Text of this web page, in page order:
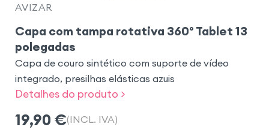
AVIZAR
Capa com tampa rotativa 360° Tablet 13
polegadas
Capa de couro sintético com suporte de vídeo
integrado, presilhas elásticas azuis
Detalhes do produto >
19,90 €(INCL. IVA)